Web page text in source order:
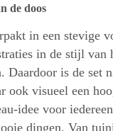
de doos
in een stevige
in de stijl van
Daardoor is de set
ook visueel een
idee voor
dingen. Van